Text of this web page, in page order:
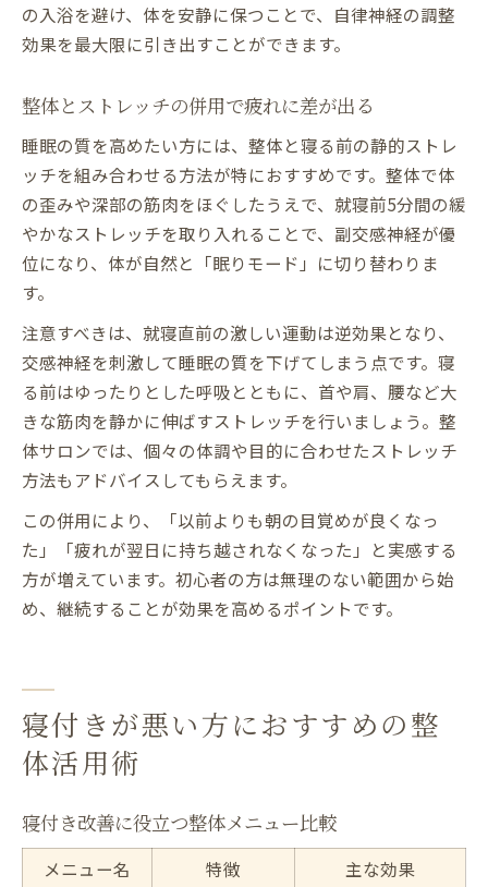
の入浴を避け、体を安静に保つことで、自律神経の調整
効果を最大限に引き出すことができます。
整体とストレッチの併用で疲れに差が出る
睡眠の質を高めたい方には、整体と寝る前の静的ストレ
ッチを組み合わせる方法が特におすすめです。整体で体
の歪みや深部の筋肉をほぐしたうえで、就寝前5分間の緩
やかなストレッチを取り入れることで、副交感神経が優
位になり、体が自然と「眠りモード」に切り替わりま
す。
注意すべきは、就寝直前の激しい運動は逆効果となり、
交感神経を刺激して睡眠の質を下げてしまう点です。寝
る前はゆったりとした呼吸とともに、首や肩、腰など大
きな筋肉を静かに伸ばすストレッチを行いましょう。整
体サロンでは、個々の体調や目的に合わせたストレッチ
方法もアドバイスしてもらえます。
この併用により、「以前よりも朝の目覚めが良くなっ
た」「疲れが翌日に持ち越されなくなった」と実感する
方が増えています。初心者の方は無理のない範囲から始
め、継続することが効果を高めるポイントです。
寝付きが悪い方におすすめの整
体活用術
寝付き改善に役立つ整体メニュー比較
メニュー名 特徴
主な効果